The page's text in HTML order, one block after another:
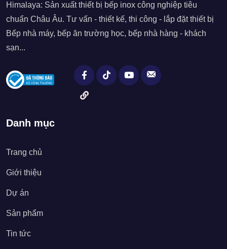
Himalaya: Sản xuất thiết bị bếp inox công nghiệp tiêu
chuẩn Châu Âu. Tư vấn - thiết kế, thi công - lắp đặt thiết bị
Bếp nhà máy, bếp ăn trường học, bếp nhà hàng - khách
sạn...
Danh mục
Trang chủ
Giới thiệu
Dự án
Sản phẩm
Tin tức